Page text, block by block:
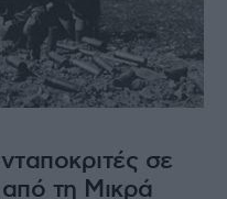
σε
τη Μικρά